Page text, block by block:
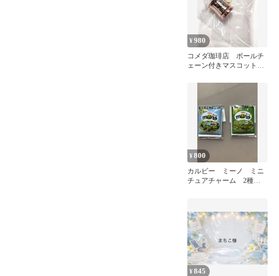
¥980
コメダ珈琲店 ボールチ
ェーン付きマスコット
¥800
カルビー ミーノ ミニ
チュアチャーム 2種セ
¥845